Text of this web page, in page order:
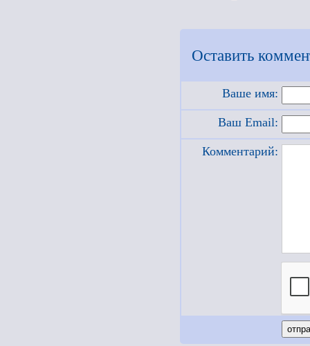
Оставить
Ваше имя:
Ваш Email:
Комментарий: